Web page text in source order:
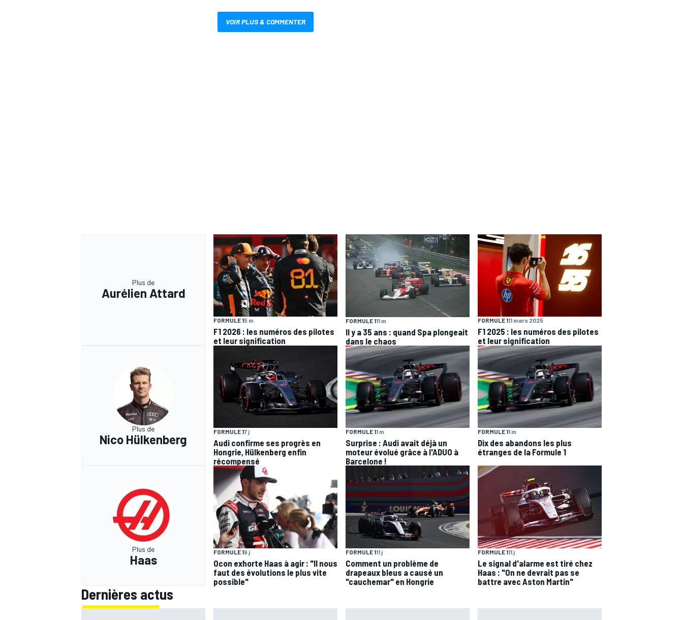
VOIR PLUS & COMMENTER
Plus de
Aurélien Attard
FORMULE 15 m
F1 2026 : les numéros des pilotes
et leur signification
FORMULE 111 m
Il y a 35 ans : quand Spa plongeait
dans le chaos
FORMULE 111 mars 2025
F1 2025 : les numéros des pilotes
et leur signification
Plus de
Nico Hülkenberg
FORMULE 17 j
Audi confirme ses progrès en
Hongrie, Hülkenberg enfin
récompensé
FORMULE 11 m
Surprise : Audi avait déjà un
moteur évolué grâce à l'ADUO à
Barcelone !
FORMULE 11 m
Dix des abandons les plus
étranges de la Formule 1
Plus de
Haas
FORMULE 19 j
Ocon exhorte Haas à agir : "Il nous
faut des évolutions le plus vite
possible"
FORMULE 111 j
Comment un problème de
drapeaux bleus a causé un
"cauchemar" en Hongrie
FORMULE 111 j
Le signal d'alarme est tiré chez
Haas : "On ne devrait pas se
battre avec Aston Martin"
Dernières actus